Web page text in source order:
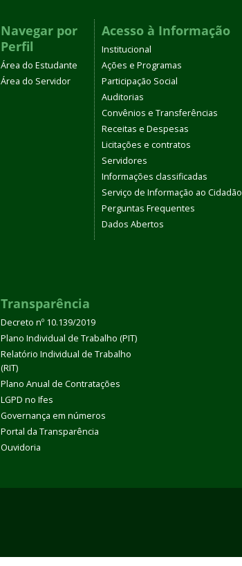
Navegar por
Perfil
Área do Estudante
Área do Servidor
Acesso à Informação
Institucional
Ações e Programas
Participação Social
Auditorias
Convênios e Transferências
Receitas e Despesas
Licitações e contratos
Servidores
Informações classificadas
Serviço de Informação ao Cidadão
Perguntas Frequentes
Dados Abertos
Transparência
Decreto nº 10.139/2019
Plano Individual de Trabalho (PIT)
Relatório Individual de Trabalho
(RIT)
Plano Anual de Contratações
LGPD no Ifes
Governança em números
Portal da Transparência
Ouvidoria